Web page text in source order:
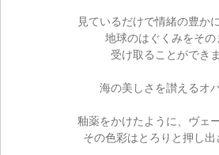
見ているだけで情緒の豊か
地球のはぐくみをその
受け取ることができま
海の美しさを讃えるオパ
釉薬をかけたように、ヴェ
その色彩はとろりと押し出